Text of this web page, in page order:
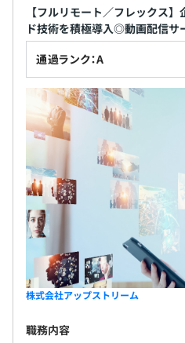
【フルリモート／フレックス
ド技術を積極導入◎動画配信サ
通過ランク：A
株式会社アップストリーム
職務内容